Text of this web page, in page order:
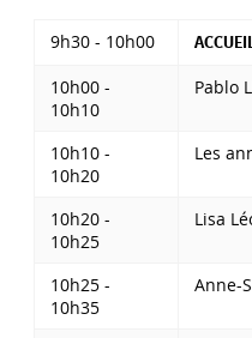
9h30 - 10h00
10h00 -
10h10
Pablo
10h10 -
10h20
Les
10h20 -
10h25
Lisa
10h25 -
10h35
Anne-